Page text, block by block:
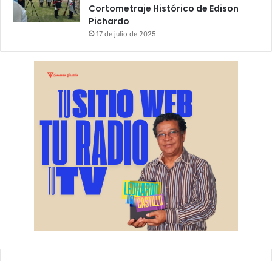
Cortometraje Histórico de Edison
Pichardo
17 de julio de 2025